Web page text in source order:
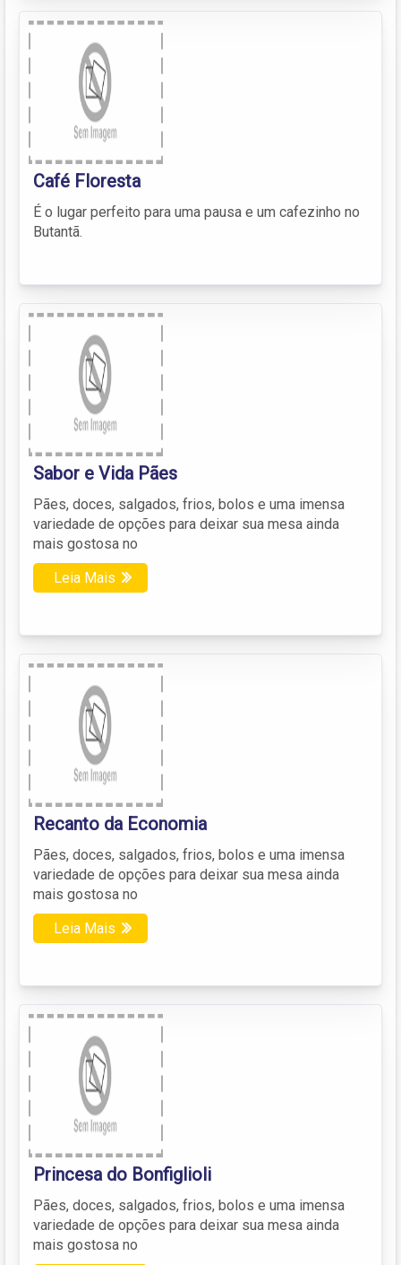
Café Floresta
É o lugar perfeito para uma pausa e um cafezinho no
Butantã.
Sabor e Vida Pães
Pães, doces, salgados, frios, bolos e uma imensa
variedade de opções para deixar sua mesa ainda
mais gostosa no
Leia Mais
Recanto da Economia
Pães, doces, salgados, frios, bolos e uma imensa
variedade de opções para deixar sua mesa ainda
mais gostosa no
Leia Mais
Princesa do Bonfiglioli
Pães, doces, salgados, frios, bolos e uma imensa
variedade de opções para deixar sua mesa ainda
mais gostosa no